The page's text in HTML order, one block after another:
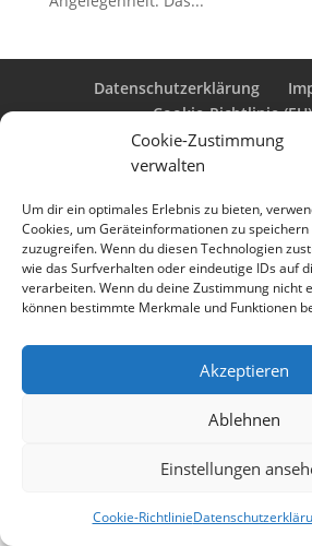
Cookie-Zustimmung
verwalten
Um dir ein optimales Erlebnis zu bieten,
Cookies, um Geräteinformationen zu
zuzugreifen. Wenn du diesen Technologien
wie das Surfverhalten oder eindeutige IDs auf
verarbeiten. Wenn du deine Zustimmung nicht
können bestimmte Merkmale und Funktionen
Akzeptieren
Ablehnen
Einstellungen
Cookie-Richtlinie
Datenschutzerklärung
Cookie-Richtlinie (EU)
Designed byElegant Themes|
WordPress